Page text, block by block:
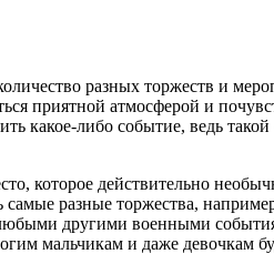
разных торжеств и
приятной атмосферой и
какое-либо событие, ведь такой
которое действительно
самые разные торжества,
другими военными
мальчикам и даже девочкам